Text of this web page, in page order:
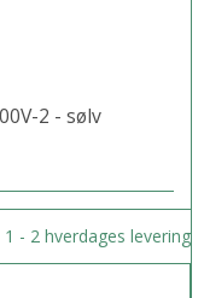
2 - sølv
1 - 2 hverdages levering